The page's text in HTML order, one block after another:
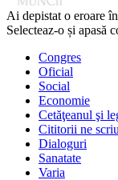
Ai depistat o eroare
Selecteaz-o și apasă
Congres
Oficial
Social
Economie
Cetăţeanul şi
Cititorii ne scriu
Dialoguri
Sanatate
Varia